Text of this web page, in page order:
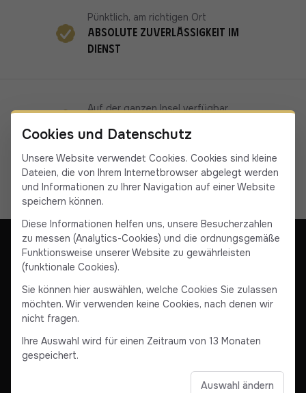
Absolute Zuverlässigkeit im
Dienst
Pünktlich, am richtigen Ort
Auf der ganzen Insel verfügbar
AGB & Rechtliche Hinweise
Allgemeine Verkaufsbedingungen
Facebook
Instagram
YouTube
Linkedin
© 2025 Corse VTC. Alle Rechte vorbehalten.
Cookies und Datenschutz
Unsere Website verwendet Cookies. Cookies sind kleine
Dateien, die von Ihrem Internetbrowser abgelegt werden
und Informationen zu Ihrer Navigation auf einer Website
speichern können.
Diese Informationen helfen uns, unsere Besucherzahlen
zu messen (Analytics-Cookies) und die ordnungsgemäße
Funktionsweise unserer Website zu gewährleisten
(funktionale Cookies).
Sie können hier auswählen, welche Cookies Sie zulassen
möchten. Wir verwenden keine Cookies, nach denen wir
nicht fragen.
Ihre Auswahl wird für einen Zeitraum von 13 Monaten
gespeichert.
Auswahl ändern